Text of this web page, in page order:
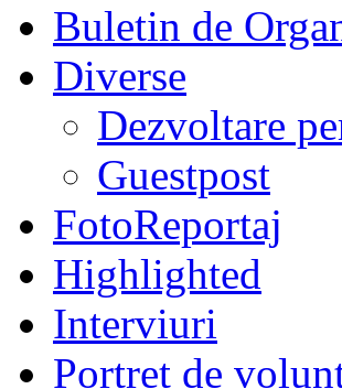
Buletin de
Diverse
Dezvoltare
Guestpost
FotoReportaj
Highlighted
Interviuri
Portret de